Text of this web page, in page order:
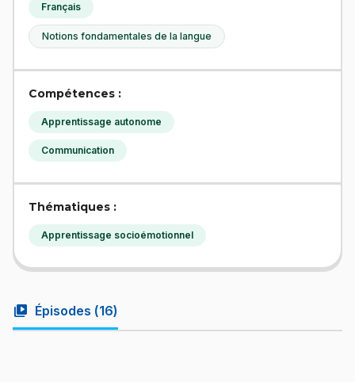
Français
Notions fondamentales de la langue
Compétences :
Apprentissage autonome
Communication
Thématiques :
Apprentissage socioémotionnel
video_library Épisodes (16)